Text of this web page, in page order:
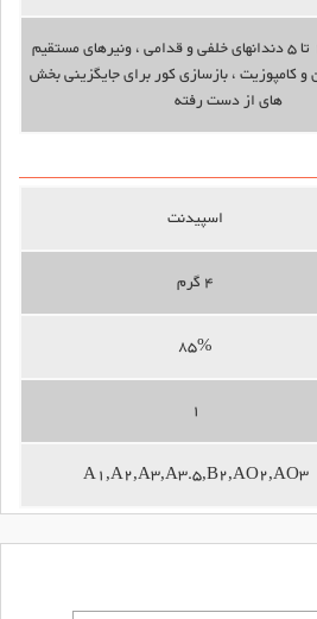
ترمیم های کلاس 1 تا 5 دندانهای خلفی و قدامی ، ونیرهای مستقیم
کامپوزیت ، بازسازی کور برای جایگزینی بخش
های از دست رفته
اسپیدنت
4 گرم
85%
1
A1,A2,A3,A3.5,B2,AO2,AO3